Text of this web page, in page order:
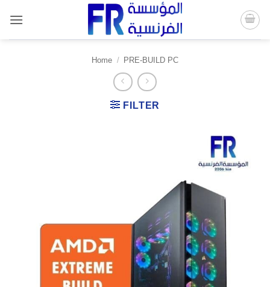
content
Home / PRE-BUILD PC
FILTER